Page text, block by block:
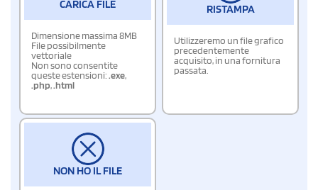
CARICA FILE
Dimensione massima 8MB
File possibilmente
vettoriale
Non sono consentite
queste estensioni:.exe,
.php,.html
RISTAMPA
Utilizzeremo un file grafico
precedentemente
acquisito, in una fornitura
passata.
NON HO IL FILE